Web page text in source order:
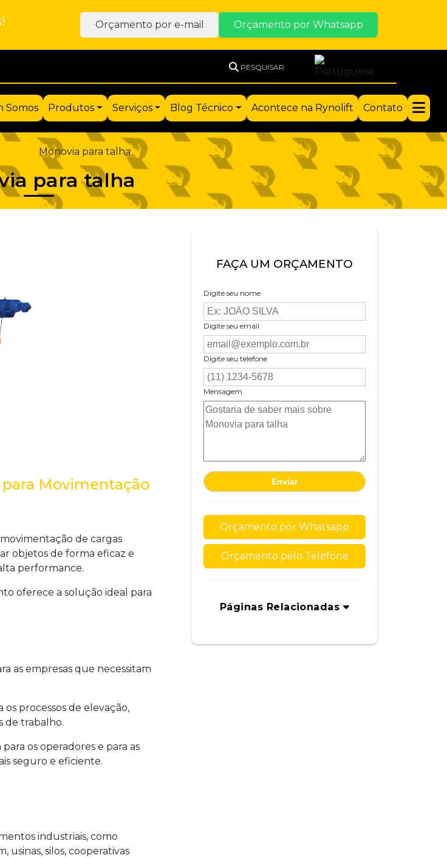
Orçamento por e-mail Orçamento por Whatsapp
PESQUISAR
Somos Produtos Serviços Blog Técnico Acontece na Rynolift Contato
Monovia para talha
para talha
Movimentação
de cargas
objetos de forma eficaz e
performance.
oferece a solução ideal para
as empresas que necessitam
processos de elevação,
de trabalho.
os operadores e para as
seguro e eficiente.
industriais, como
usinas, silos, cooperativas
FAÇA UM ORÇAMENTO
Digite seu nome
Digite seu email
Digite seu telefone
Mensagem
Orçamento por Whatsapp
Orçamento pelo Telefone
Páginas Relacionadas